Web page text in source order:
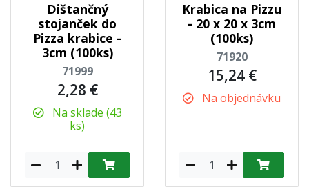
Dištančný
stojanček do
Pizza krabice -
3cm (100ks)
71999
2,28 €
Na sklade (43
ks)
Krabica na Pizzu
- 20 x 20 x 3cm
(100ks)
71920
15,24 €
Na objednávku